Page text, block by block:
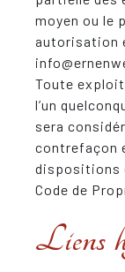
moyen ou le
autorisation
Toute
l’un
sera
contrefaçon
dispositions
Code de
Liens